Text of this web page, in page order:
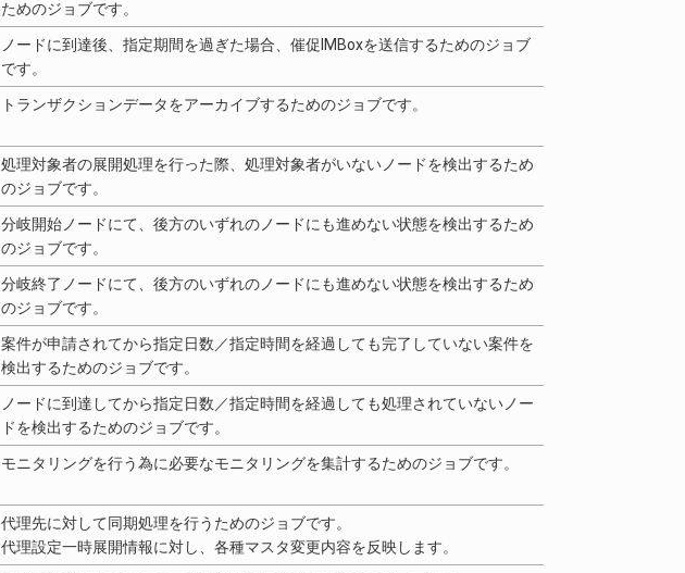
ためのジョブです。
ノードに到達後、指定期間を過ぎた場合、催促IMBoxを送信するためのジョブ
です。
トランザクションデータをアーカイブするためのジョブです。
処理対象者の展開処理を行った際、処理対象者がいないノードを検出するため
のジョブです。
分岐開始ノードにて、後方のいずれのノードにも進めない状態を検出するため
のジョブです。
分岐終了ノードにて、後方のいずれのノードにも進めない状態を検出するため
のジョブです。
案件が申請されてから指定日数／指定時間を経過しても完了していない案件を
検出するためのジョブです。
ノードに到達してから指定日数／指定時間を経過しても処理されていないノー
ドを検出するためのジョブです。
モニタリングを行う為に必要なモニタリングを集計するためのジョブです。
代理先に対して同期処理を行うためのジョブです。
代理設定一時展開情報に対し、各種マスタ変更内容を反映します。